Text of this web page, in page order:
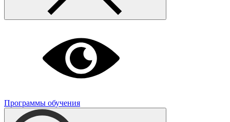
Программы обучения